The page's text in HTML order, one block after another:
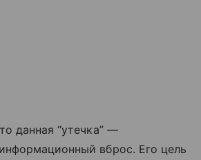
данная “утечка” —
вброс. Его цель